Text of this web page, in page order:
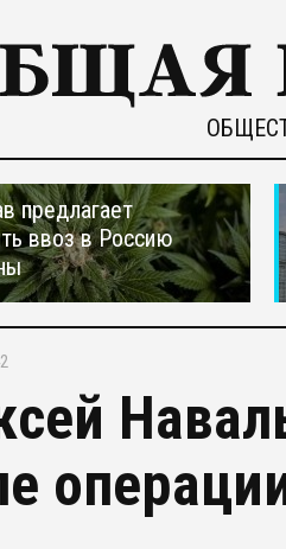
предлагает
ввоз в Россию